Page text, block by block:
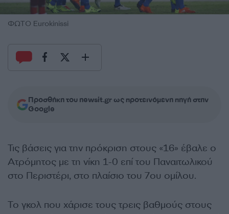
ΦΩΤΟ Eurokinissi
Προσθήκη του newsit.gr ως προτεινόμενη πηγή στην
Google
Τις βάσεις για την πρόκριση στους «16» έβαλε ο
Ατρόμητος με τη νίκη 1-0 επί του Παναιτωλικού
στο Περιστέρι, στο πλαίσιο του 7ου ομίλου.
Το γκολ που χάρισε τους τρεις βαθμούς στους